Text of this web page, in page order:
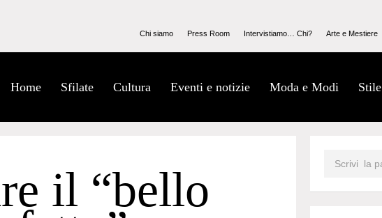
Chi siamo Press Room Intervistiamo… Chi? Arte e Mestiere
Home Sfilate Cultura Eventi e notizie Moda e Modi Stile
il “bello